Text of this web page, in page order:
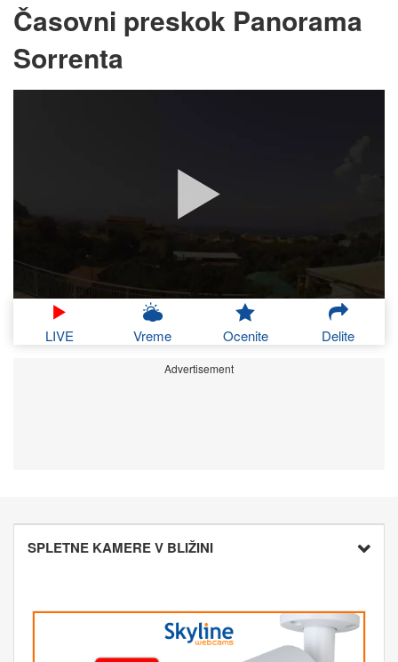
Časovni preskok Panorama
Sorrenta
LIVE Vreme Ocenite Delite
Advertisement
SPLETNE KAMERE V BLIŽINI